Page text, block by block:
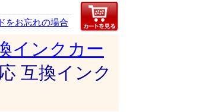
をお忘れの場合
インクカー
互換インク